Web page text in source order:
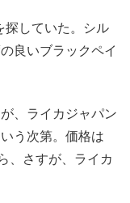
探していた。シル
良いブラックペイ
、ライカジャパン
う次第。価格は
、さすが、ライカ